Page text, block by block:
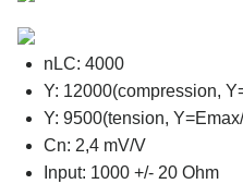
nLC: 4000
Y: 12000(compression,
Y: 9500(tension,
Cn: 2,4 mV/V
Input: 1000 +/- 20 Ohm